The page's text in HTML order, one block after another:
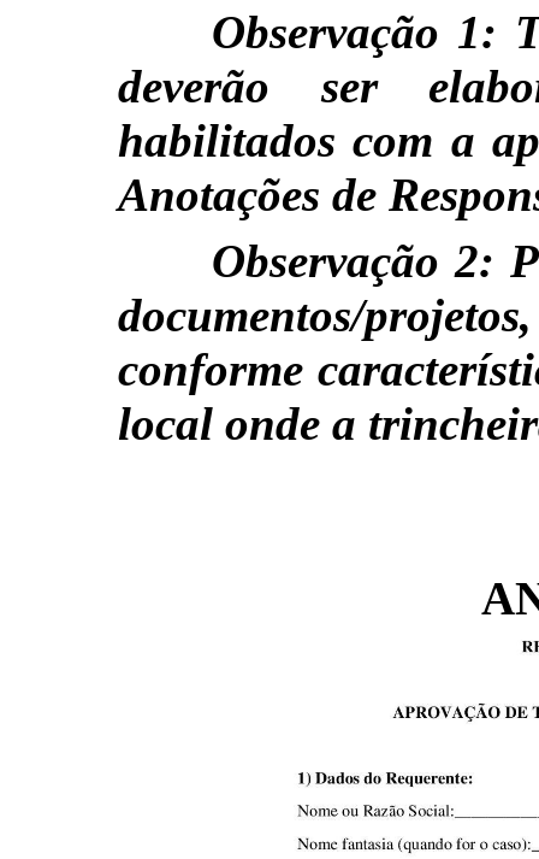
Observação 1:
deverão ser
habilitados com a
Anotações de
Observação 2:
documentos/
conforme
local onde a